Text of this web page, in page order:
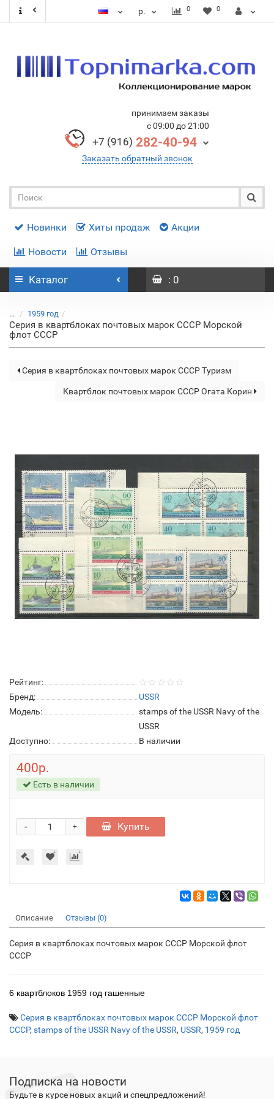
р. 0 0
принимаем заказы
с 09:00 до 21:00
+7 (916) 282-40-94
Заказать обратный звонок
Новинки Хиты продаж Акции
Новости Отзывы
Каталог : 0
... 1959 год
Серия в квартблоках почтовых марок СССР Морской
флот СССР
Серия в квартблоках почтовых марок СССР Туризм
Квартблок почтовых марок СССР Огата Корин
Рейтинг:
Бренд:
USSR
Модель:
stamps of the USSR Navy of the
USSR
Доступно:
В наличии
400р.
Есть в наличии
+
- Купить
Описание Отзывы (0)
Серия в квартблоках почтовых марок СССР Морской флот
СССР
6 квартблоков 1959 год гашенные
Серия в квартблоках почтовых марок СССР Морской флот
СССР, stamps of the USSR Navy of the USSR, USSR, 1959 год
Подписка на новости
Будьте в курсе новых акций и спецпредложений!